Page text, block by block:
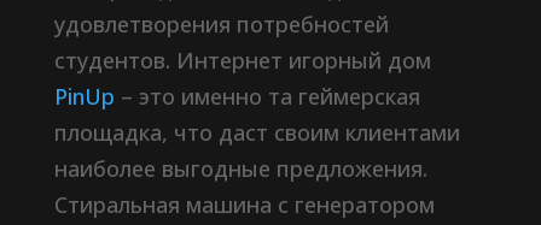
удовлетворения потребностей
студентов. Интернет игорный дом
PinUp – это именно та геймерская
площадка, что даст своим клиентами
наиболее выгодные предложения.
Стиральная машина с генератором